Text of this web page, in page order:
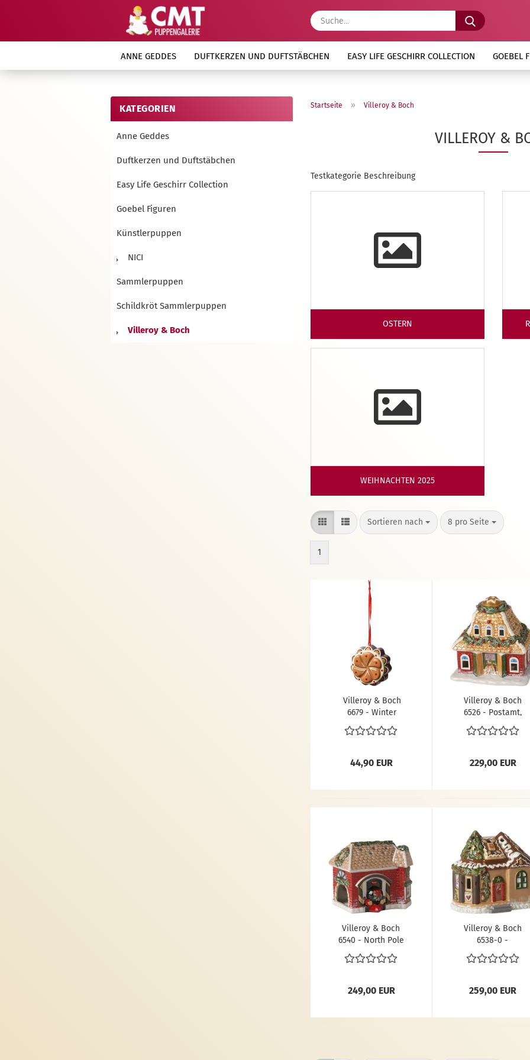
Suche...
ANNE GEDDES DUFTKERZEN UND DUFTSTÄBCHEN EASY LIFE GESCHIRR COLLECTION GOEBEL
Startseite » Villeroy & Boch
VILLEROY &
Testkategorie Beschreibung
OSTERN
WEIHNACHTEN 2025
Sortieren nach
Sortieren nach 8 pro Seite
pro Seite
1
Villeroy & Boch
6679 - Winter
Bakery
Baumschmuck
6,5 cm
44,90 EUR
Villeroy & Boch
6526 - Postamt,
Hartporzellan,
Bunt, 15 x 20 x 20
229,00 EUR
Villeroy & Boch
6540 - North Pole
Express Windlicht
"Bahnhof",
249,00 EUR
Villeroy & Boch
6538-0 -
Lebkuchenhaus
Figur, Porzellan
259,00 EUR
KATEGORIEN
Anne Geddes
Duftkerzen und Duftstäbchen
Easy Life Geschirr Collection
Goebel Figuren
Künstlerpuppen
NICI
Sammlerpuppen
Schildkröt Sammlerpuppen
Villeroy & Boch